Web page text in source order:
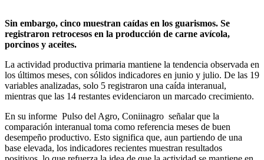
Sin embargo, cinco muestran caídas en los guarismos. Se
registraron retrocesos en la producción de carne avícola,
porcinos y aceites.
La actividad productiva primaria mantiene la tendencia observada en
los últimos meses, con sólidos indicadores en junio y julio. De las 19
variables analizadas, solo 5 registraron una caída interanual,
mientras que las 14 restantes evidenciaron un marcado crecimiento.
En su informe Pulso del Agro, Coniinagro señalar que la
comparación interanual toma como referencia meses de buen
desempeño productivo. Esto significa que, aun partiendo de una
base elevada, los indicadores recientes muestran resultados